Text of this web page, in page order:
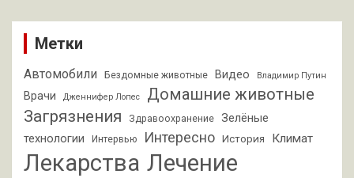
Метки
Автомобили Бездомные животные Видео Владимир Путин
Врачи Дженнифер Лопес
Домашние животные
Загрязнения
Здравоохранение
Зелёные
технологии
Интервью Интересно История Климат
Лекарства Лечение